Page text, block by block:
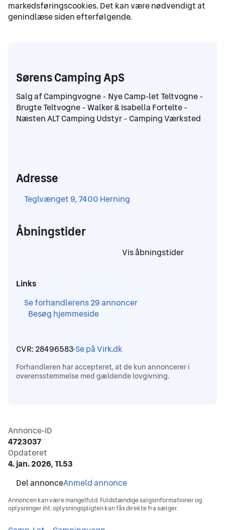
Sørens Camping ApS
Salg af Campingvogne - Nye Camp-let Teltvogne -
Brugte Teltvogne - Walker & Isabella Fortelte -
Næsten ALT Camping Udstyr - Camping Værksted
Adresse
Teglvænget 9, 7400 Herning
Åbningstider
Vis åbningstider
,
Links
Se forhandlerens 29 annoncer
Besøg hjemmeside
CVR: 28496583·Se på Virk.dk
,
Forhandleren har accepteret, at de kun annoncerer i
overensstemmelse med gældende lovgivning.
Annonceinformation
Annonce-ID
4723037
Opdateret
4. jan. 2026, 11.53
Anmeld annonce
Annoncen kan være mangelfuld. Fuldstændige salgsinformationer og
oplysninger iht. oplysningspligten kan fås direkte fra sælger.